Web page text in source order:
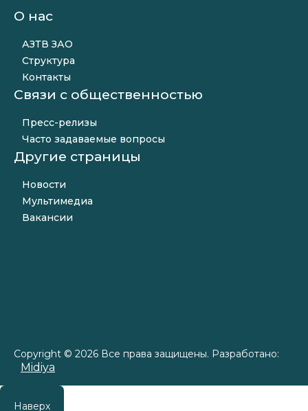
О нас
АЗТВ ЗАО
Структура
Контакты
Связи с общественностью
Пресс-релизы
Часто задаваемые вопросы
Другие страницы
Новости
Мультимедиа
Вакансии
Copyright © 2026 Все права защищены. Разработано:
Midiya
Наверх